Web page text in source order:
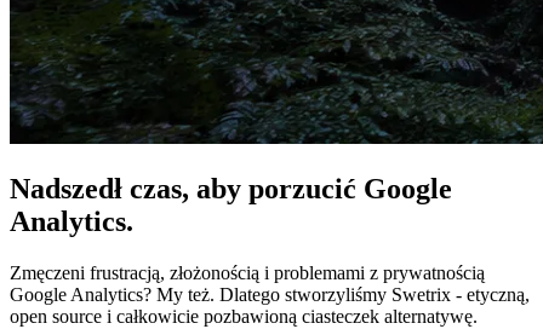
Nadszedł czas, aby porzucić Google
Analytics.
Zmęczeni frustracją, złożonością i problemami z prywatnością
Google Analytics? My też. Dlatego stworzyliśmy Swetrix - etyczną,
open source i całkowicie pozbawioną ciasteczek alternatywę.